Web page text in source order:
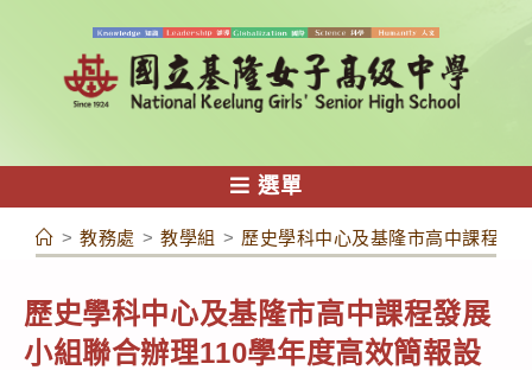
容
選單
> 教務處 > 教學組 > 歷史學科中心及基隆市高中課程發
歷史學科中心及基隆市高中課程發展
小組聯合辦理110學年度高效簡報設